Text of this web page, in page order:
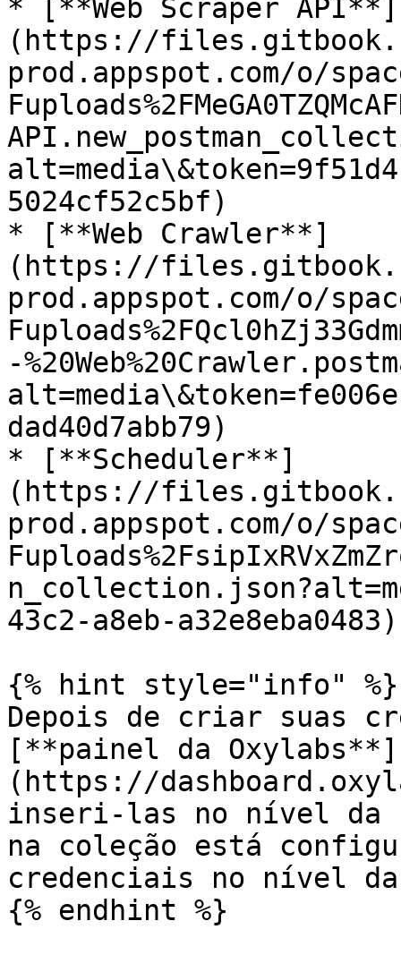
* [**Web Scraper API**]
(https://
prod.appspot.com/o/
5024cf52c5bf)
* [**Web Crawler**]
(https://
prod.appspot.com/o/
-
dad40d7abb79)
* [**Scheduler**]
(https://
prod.appspot.com/o/
43c2-a8eb-a32e8eba0483)
{% hint style="info" %}
Depois de criar suas
[**painel da Oxylabs**]
(https://
inseri-las no nível da
na coleção está
credenciais no nível
{% endhint %}